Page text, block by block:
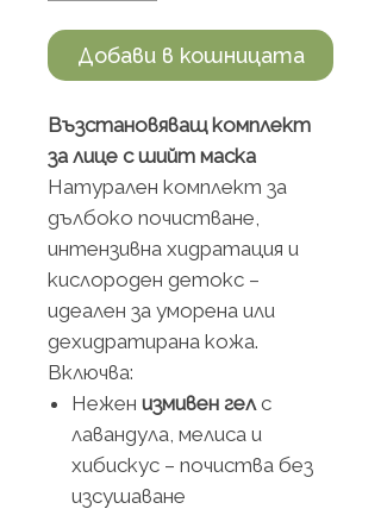
Добави в кошницата
Възстановяващ комплект
за лице с шийт маска
Натурален комплект за
дълбоко почистване,
интензивна хидратация и
кислороден детокс –
идеален за уморена или
дехидратирана кожа.
Включва:
Нежен измивен гел с
лавандула, мелиса и
хибискус – почиства без
изсушаване